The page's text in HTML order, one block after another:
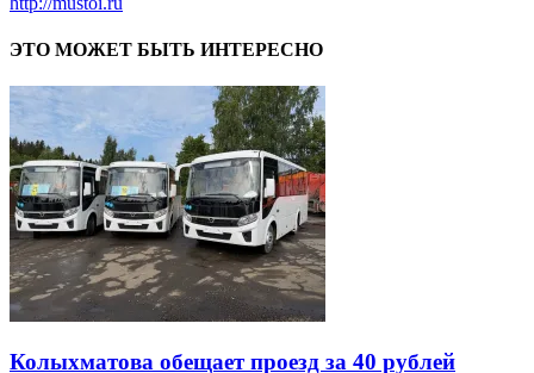
ЭТО МОЖЕТ БЫТЬ ИНТЕРЕСНО
Колыхматова обещает проезд за 40 рублей